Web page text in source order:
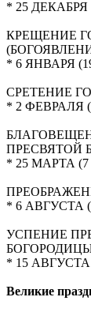
* 25 ДЕКАБРЯ
КРЕЩЕНИЕ
* 6 ЯНВАРЯ
СРЕТЕНИЕ
* 2 ФЕВРАЛЯ
ПРЕСВЯТОЙ
* 25 МАРТА (7
* 6 АВГУСТА
УСПЕНИЕ
* 15 АВГУСТА
Великие